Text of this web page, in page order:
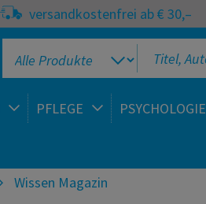
versandkostenfrei ab € 30,–
PFLEGE PSYCHOLOGIE
Wissen Magazin